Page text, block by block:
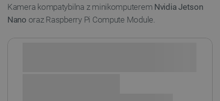
Kamera kompatybilna z minikomputerem Nvidia Jetson
Nano oraz Raspberry Pi Compute Module.